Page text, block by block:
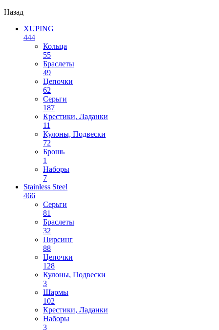
Назад
XUPING
444
Кольца
55
Браслеты
49
Цепочки
62
Серьги
187
Крестики, Ладанки
11
Кулоны, Подвески
72
Брошь
1
Наборы
7
Stainless Steel
466
Cерьги
81
Браслеты
32
Пирсинг
88
Цепочки
128
Кулоны, Подвески
3
Шармы
102
Крестики, Ладанки
Наборы
3